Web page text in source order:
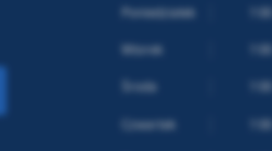
Poniedziałek
Wtorek
Środa
Czwartek